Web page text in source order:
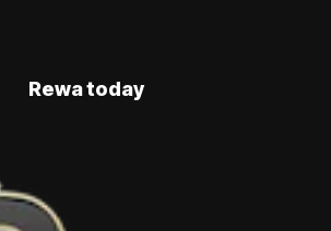
Rewa today